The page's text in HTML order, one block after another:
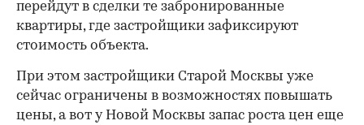
перейдут в сделки те забронированные
квартиры, где застройщики зафиксируют
стоимость объекта.
При этом застройщики Старой Москвы уже
сейчас ограничены в возможностях повышать
цены, а вот у Новой Москвы запас роста цен еще